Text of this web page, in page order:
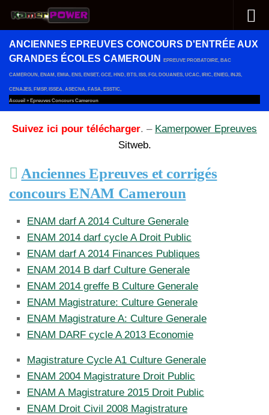
Au dessous du contenu
ANCIENNES EPREUVES CONCOURS D'ENTRÉE AUX
GRANDES ÉCOLES CAMEROUN
EPREUVE PROBATOIRE, BAC
CAMEROUN, ENAM, EMIA, ENS, ENSET, GCE, HND, BTS, ISS, FGI, DOUANES, UCAC, IRIC, ENIEG, INJS,
CENAJES, FMSP, ISSEA, ASECNA, FASA, ESSTIC,
Accueil » Epreuves Concours Cameroun
Suivez ici pour télécharger. – Kamerpower Epreuves
Sitweb.
Anciennes Epreuves et corrigés
concours ENAM Cameroun
ENAM darf A 2014 Culture Generale
ENAM 2014 darf cycle A Droit Public
ENAM darf A 2014 Finances Publiques
ENAM 2014 B darf Culture Generale
ENAM 2014 greffe B Culture Generale
ENAM Magistrature: Culture Generale
ENAM Magistrature A: Culture Generale
ENAM DARF cycle A 2013 Economie
Magistrature Cycle A1 Culture Generale
ENAM 2004 Magistrature Droit Public
ENAM A Magistrature 2015 Droit Public
ENAM Droit Civil 2008 Magistrature